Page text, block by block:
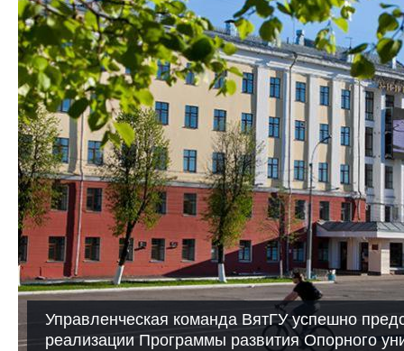
Управленческая команда ВятГУ успешно
реализации Программы развития Опорного